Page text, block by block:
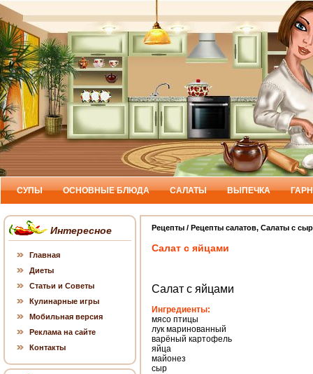
СУПЫ ОСНОВНЫЕ БЛЮДА САЛАТЫ ВЫПЕЧКА
Рецепты / Рецепты салатов, Салаты с
Салат с яйцами
Салат с яйцами
Ингредиенты:
мясо птицы
лук маринованный
варёный картофель
яйца
майонез
сыр
Интересное
Главная
Диеты
Статьи и Советы
Кулинарные игры
Мобильная версия
Реклама на сайте
Контакты